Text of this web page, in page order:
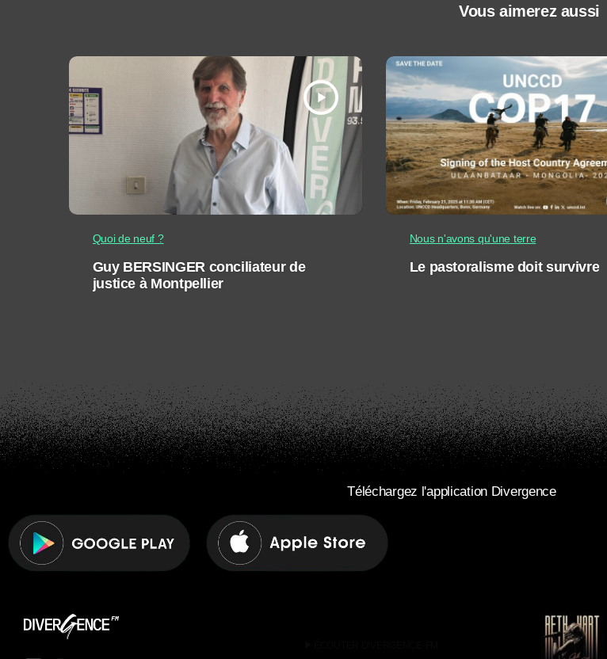
Vous aimerez aussi
play_arrow
Quoi de neuf ?
Guy BERSINGER conciliateur de
justice à Montpellier
Nous n'avons qu'une terre
Le pastoralisme doit survivre
Téléchargez l'application Divergence